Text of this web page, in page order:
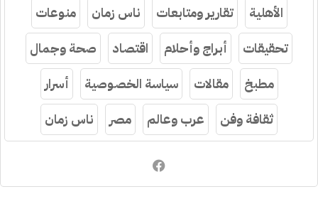
الأهلية
تقارير ومتابعات ناس زمان
منوعات
تحقيقات
أبراج وأحلام اقتصاد
صحة وجمال
مطبخ
مقالات سياسة الخصوصية
أسرار
ثقافة وفن
عرب وعالم مصر ناس زمان
فيسبوك